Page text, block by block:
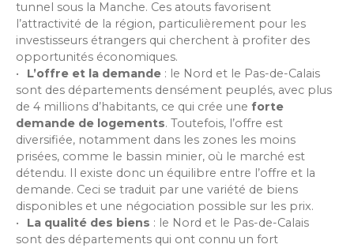
tunnel sous la Manche. Ces atouts favorisent
l’attractivité de la région, particulièrement pour les
investisseurs étrangers qui cherchent à profiter des
opportunités économiques.
L’offre et la demande : le Nord et le Pas-de-Calais
sont des départements densément peuplés, avec plus
de 4 millions d’habitants, ce qui crée une forte
demande de logements. Toutefois, l’offre est
diversifiée, notamment dans les zones les moins
prisées, comme le bassin minier, où le marché est
détendu. Il existe donc un équilibre entre l’offre et la
demande. Ceci se traduit par une variété de biens
disponibles et une négociation possible sur les prix.
La qualité des biens : le Nord et le Pas-de-Calais
sont des départements qui ont connu un fort